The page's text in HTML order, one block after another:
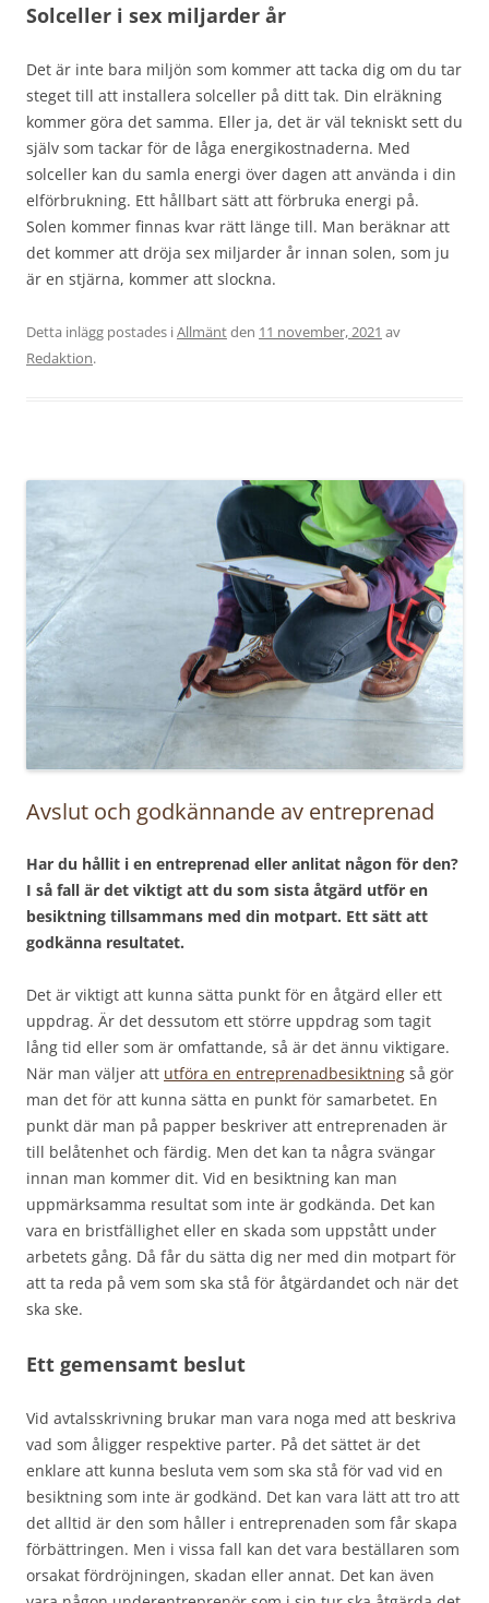
Solceller i sex miljarder år
Det är inte bara miljön som kommer att tacka dig om du tar
steget till att installera solceller på ditt tak. Din elräkning
kommer göra det samma. Eller ja, det är väl tekniskt sett du
själv som tackar för de låga energikostnaderna. Med
solceller kan du samla energi över dagen att använda i din
elförbrukning. Ett hållbart sätt att förbruka energi på.
Solen kommer finnas kvar rätt länge till. Man beräknar att
det kommer att dröja sex miljarder år innan solen, som ju
är en stjärna, kommer att slockna.
Detta inlägg postades iAllmäntden 11 november, 2021 av
Redaktion.
Avslut och godkännande av entreprenad
Har du hållit i en entreprenad eller anlitat någon för den?
I så fall är det viktigt att du som sista åtgärd utför en
besiktning tillsammans med din motpart. Ett sätt att
godkänna resultatet.
Det är viktigt att kunna sätta punkt för en åtgärd eller ett
uppdrag. Är det dessutom ett större uppdrag som tagit
lång tid eller som är omfattande, så är det ännu viktigare.
När man väljer att utföra en entreprenadbesiktning så gör
man det för att kunna sätta en punkt för samarbetet. En
punkt där man på papper beskriver att entreprenaden är
till belåtenhet och färdig. Men det kan ta några svängar
innan man kommer dit. Vid en besiktning kan man
uppmärksamma resultat som inte är godkända. Det kan
vara en bristfällighet eller en skada som uppstått under
arbetets gång. Då får du sätta dig ner med din motpart för
att ta reda på vem som ska stå för åtgärdandet och när det
ska ske.
Ett gemensamt beslut
Vid avtalsskrivning brukar man vara noga med att beskriva
vad som åligger respektive parter. På det sättet är det
enklare att kunna besluta vem som ska stå för vad vid en
besiktning som inte är godkänd. Det kan vara lätt att tro att
det alltid är den som håller i entreprenaden som får skapa
förbättringen. Men i vissa fall kan det vara beställaren som
orsakat fördröjningen, skadan eller annat. Det kan även